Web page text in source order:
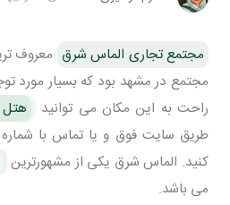
مجتمع تجاری الماس شرق معروف
مجتمع در مشهد بود که بسیار مورد
راحت به این مکان می توانید
کنید. الماس شرق یکی از مشهورترین
می باشد.